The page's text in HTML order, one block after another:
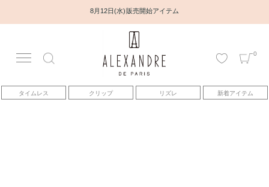
8月12日(水) 販売開始アイテム
0
タイムレス クリップ リズレ 新着アイテム
アカウント
アイテム